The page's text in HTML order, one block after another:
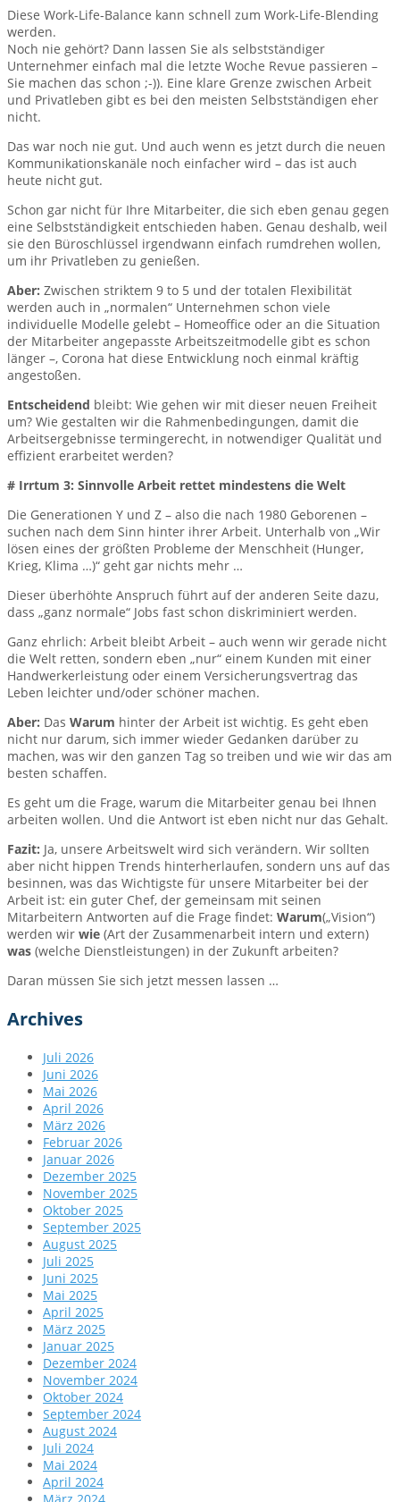
Diese Work-Life-Balance kann schnell zum Work-Life-Blending
werden.
Noch nie gehört? Dann lassen Sie als selbstständiger
Unternehmer einfach mal die letzte Woche Revue passieren –
Sie machen das schon ;-)). Eine klare Grenze zwischen Arbeit
und Privatleben gibt es bei den meisten Selbstständigen eher
nicht.
Das war noch nie gut. Und auch wenn es jetzt durch die neuen
Kommunikationskanäle noch einfacher wird – das ist auch
heute nicht gut.
Schon gar nicht für Ihre Mitarbeiter, die sich eben genau gegen
eine Selbstständigkeit entschieden haben. Genau deshalb, weil
sie den Büroschlüssel irgendwann einfach rumdrehen wollen,
um ihr Privatleben zu genießen.
Aber: Zwischen striktem 9 to 5 und der totalen Flexibilität
werden auch in „normalen“ Unternehmen schon viele
individuelle Modelle gelebt – Homeoffice oder an die Situation
der Mitarbeiter angepasste Arbeitszeitmodelle gibt es schon
länger –, Corona hat diese Entwicklung noch einmal kräftig
angestoßen.
Entscheidend bleibt: Wie gehen wir mit dieser neuen Freiheit
um? Wie gestalten wir die Rahmenbedingungen, damit die
Arbeitsergebnisse termingerecht, in notwendiger Qualität und
effizient erarbeitet werden?
# Irrtum 3: Sinnvolle Arbeit rettet mindestens die Welt
Die Generationen Y und Z – also die nach 1980 Geborenen –
suchen nach dem Sinn hinter ihrer Arbeit. Unterhalb von „Wir
lösen eines der größten Probleme der Menschheit (Hunger,
Krieg, Klima …)“ geht gar nichts mehr …
Dieser überhöhte Anspruch führt auf der anderen Seite dazu,
dass „ganz normale“ Jobs fast schon diskriminiert werden.
Ganz ehrlich: Arbeit bleibt Arbeit – auch wenn wir gerade nicht
die Welt retten, sondern eben „nur“ einem Kunden mit einer
Handwerkerleistung oder einem Versicherungsvertrag das
Leben leichter und/oder schöner machen.
Aber: Das Warum hinter der Arbeit ist wichtig. Es geht eben
nicht nur darum, sich immer wieder Gedanken darüber zu
machen, was wir den ganzen Tag so treiben und wie wir das am
besten schaffen.
Es geht um die Frage, warum die Mitarbeiter genau bei Ihnen
arbeiten wollen. Und die Antwort ist eben nicht nur das Gehalt.
Fazit: Ja, unsere Arbeitswelt wird sich verändern. Wir sollten
aber nicht hippen Trends hinterherlaufen, sondern uns auf das
besinnen, was das Wichtigste für unsere Mitarbeiter bei der
Arbeit ist: ein guter Chef, der gemeinsam mit seinen
Mitarbeitern Antworten auf die Frage findet: Warum(„Vision“)
werden wir wie (Art der Zusammenarbeit intern und extern)
was (welche Dienstleistungen) in der Zukunft arbeiten?
Daran müssen Sie sich jetzt messen lassen …
Archives
Juli 2026
Juni 2026
Mai 2026
April 2026
März 2026
Februar 2026
Januar 2026
Dezember 2025
November 2025
Oktober 2025
September 2025
August 2025
Juli 2025
Juni 2025
Mai 2025
April 2025
März 2025
Januar 2025
Dezember 2024
November 2024
Oktober 2024
September 2024
August 2024
Juli 2024
Mai 2024
April 2024